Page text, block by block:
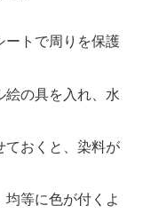
ートで周りを保護
絵の具を入れ、水
ておくと、染料が
等に色が付くよ